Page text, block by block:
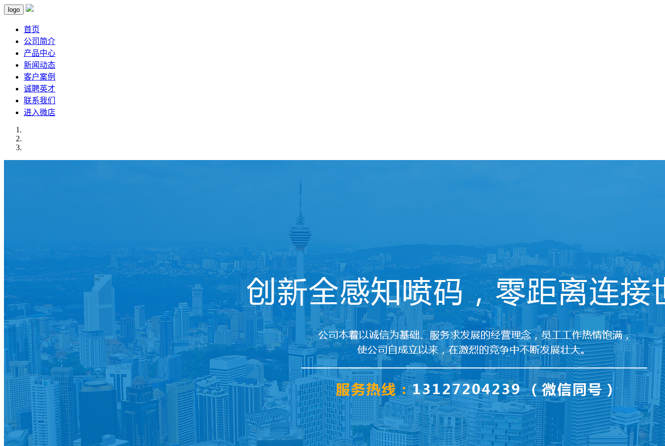
logo
首页
公司简介
产品中心
新闻动态
客户案例
诚聘英才
联系我们
进入微店